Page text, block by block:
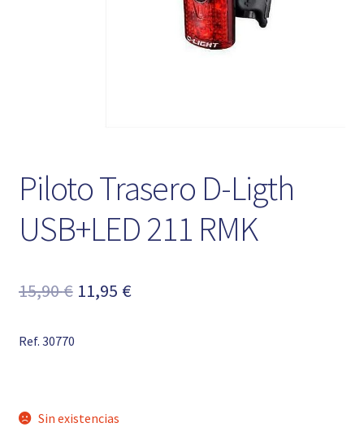
Piloto Trasero D-Ligth
USB+LED 211 RMK
15,90€ El
11,95 €El
Ref. 30770
Sin existencias